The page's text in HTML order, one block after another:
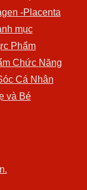
-Placenta
mục
Phẩm
Chức Năng
Cá Nhân
và Bé